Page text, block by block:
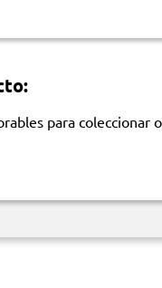
para coleccionar